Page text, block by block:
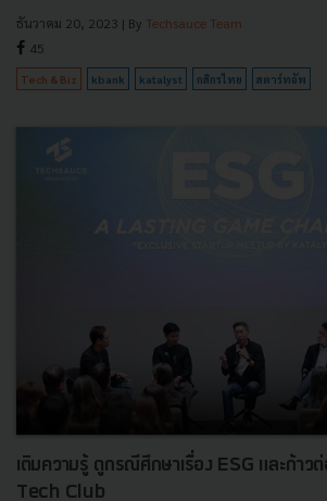
ธันวาคม 20, 2023 | By Techsauce Team
45
Tech & Biz kbank katalyst กสิกรไทย สตาร์ทอัพ
เติมความรู้ ดูกรณีศึกษาเรื่อง ESG และก้าว
Tech Club